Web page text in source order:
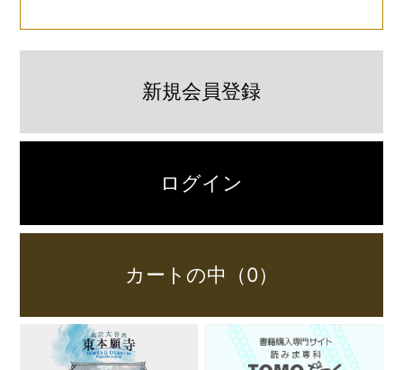
新規会員登録
ログイン
カートの中（0）